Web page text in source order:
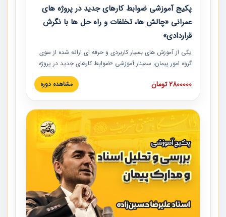
پکیج آموزشی ضوابط کارهای جدید در پروژه های
عمرانی «چالش ها، تخلفات و راه حل ها با نگرش
قراردادی»
یکی از آموزش‏‏‏‏‏‏ های بسیار کاربردی و حرفه‏ ای ارائه شده از سوی
گروه امور پیمان، سمینار آموزشی «ضوابط کارهای جدید در پروژه
های عمرانی» چالش ها، تخلفات و راه حل ها با نگرش قراردادی
است که در محل سندیکای شرکت های ساختمانی کشور ارائه شد.
مدارک پیمان به همراه تجربیات عملی ارائه شده است.
2800000 تومان مشاهده دوره